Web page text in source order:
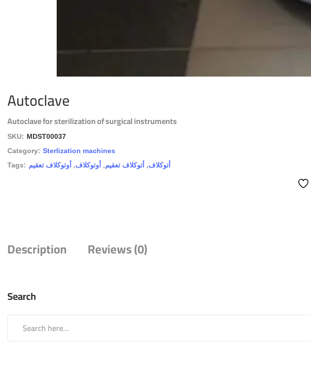
Autoclave
Autoclave for sterilization of surgical instruments
SKU: MDST00037
Category: Sterlization machines
Tags:
أتوكلاف, أتوكلاف تعقيم, أوتوكلاف, أوتوكلاف تعقيم
Description Reviews (0)
Search